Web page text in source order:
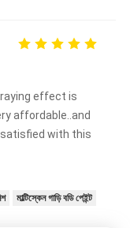
effect is
affordable..and
with this
মাল্টিস্কেন গাড়ি বডি পেইন্ট